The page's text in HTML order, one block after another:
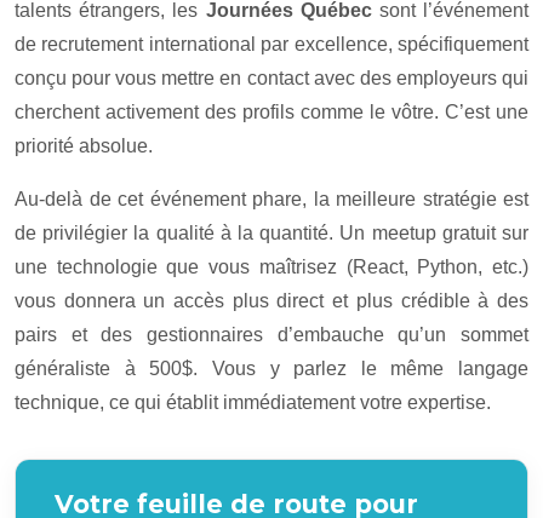
talents étrangers, les Journées Québecsont l’événement
de recrutement international par excellence, spécifiquement
conçu pour vous mettre en contact avec des employeurs qui
cherchent activement des profils comme le vôtre. C’est une
priorité absolue.
Au-delà de cet événement phare, la meilleure stratégie est
de privilégier la qualité à la quantité. Un meetup gratuit sur
une technologie que vous maîtrisez (React, Python, etc.)
vous donnera un accès plus direct et plus crédible à des
pairs et des gestionnaires d’embauche qu’un sommet
généraliste à 500$. Vous y parlez le même langage
technique, ce qui établit immédiatement votre expertise.
Votre feuille de route pour